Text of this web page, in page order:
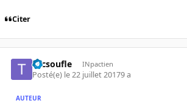
Citer
tucsoufle INpactien
Posté(e) le 22 juillet 20179 a
AUTEUR